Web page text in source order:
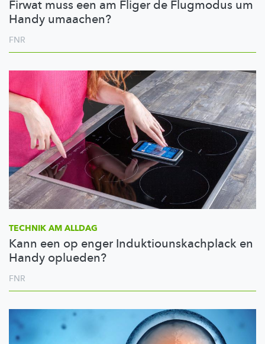
Firwat muss een am Fliger de Flugmodus um
Handy umaachen?
FNR
TECHNIK AM ALLDAG
Kann een op enger Induktiounskachplack en
Handy oplueden?
FNR